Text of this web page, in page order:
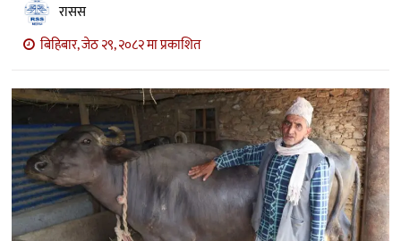
मनोरञ्जन
प्रविधि
खेलकुद
अन्य
रासस
बिहिबार, जेठ २९, २०८२ मा प्रकाशित